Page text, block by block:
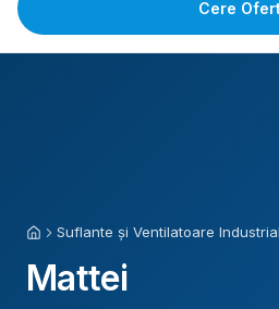
Cere
AcasăSuflante și Ventilatoare
Mattei